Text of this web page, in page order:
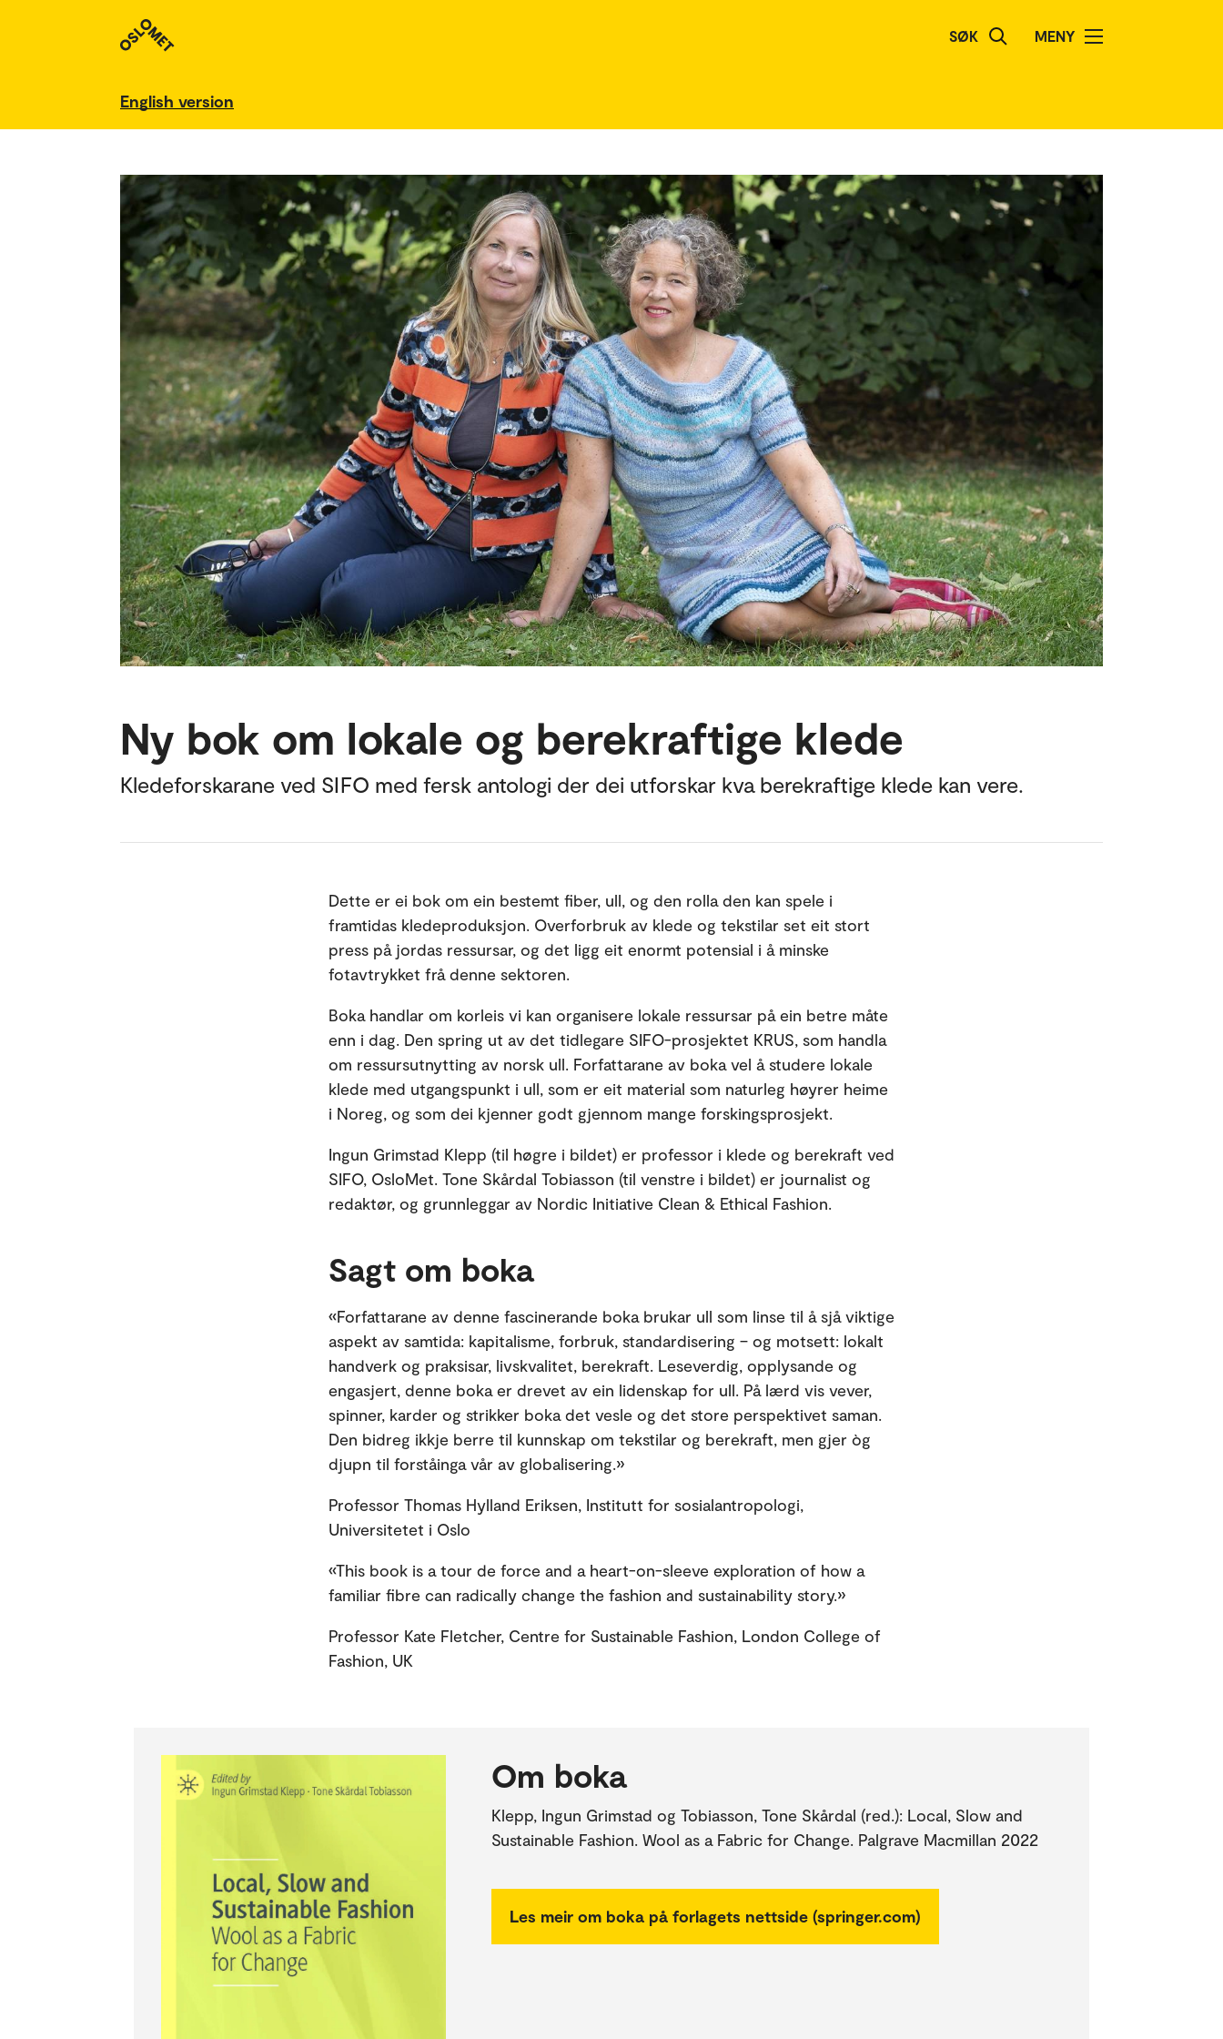
SØK MENY
English version
Ny bok om lokale og berekraftige klede
Kledeforskarane ved SIFO med fersk antologi der dei utforskar kva berekraftige klede kan vere.
Dette er ei bok om ein bestemt fiber, ull, og den rolla den kan spele i
framtidas kledeproduksjon. Overforbruk av klede og tekstilar set eit stort
press på jordas ressursar, og det ligg eit enormt potensial i å minske
fotavtrykket frå denne sektoren.
Boka handlar om korleis vi kan organisere lokale ressursar på ein betre måte
enn i dag. Den spring ut av det tidlegare SIFO-prosjektet KRUS, som handla
om ressursutnytting av norsk ull. Forfattarane av boka vel å studere lokale
klede med utgangspunkt i ull, som er eit material som naturleg høyrer heime
i Noreg, og som dei kjenner godt gjennom mange forskingsprosjekt.
Ingun Grimstad Klepp (til høgre i bildet) er professor i klede og berekraft ved
SIFO, OsloMet. Tone Skårdal Tobiasson (til venstre i bildet) er journalist og
redaktør, og grunnleggar av Nordic Initiative Clean & Ethical Fashion.
Sagt om boka
«Forfattarane av denne fascinerande boka brukar ull som linse til å sjå viktige
aspekt av samtida: kapitalisme, forbruk, standardisering – og motsett: lokalt
handverk og praksisar, livskvalitet, berekraft. Leseverdig, opplysande og
engasjert, denne boka er drevet av ein lidenskap for ull. På lærd vis vever,
spinner, karder og strikker boka det vesle og det store perspektivet saman.
Den bidreg ikkje berre til kunnskap om tekstilar og berekraft, men gjer òg
djupn til forståinga vår av globalisering.»
Professor Thomas Hylland Eriksen, Institutt for sosialantropologi,
Universitetet i Oslo
«This book is a tour de force and a heart-on-sleeve exploration of how a
familiar fibre can radically change the fashion and sustainability story.»
Professor Kate Fletcher, Centre for Sustainable Fashion, London College of
Fashion, UK
Om boka
Klepp, Ingun Grimstad og Tobiasson, Tone Skårdal (red.): Local, Slow and
Sustainable Fashion. Wool as a Fabric for Change. Palgrave Macmillan 2022
Les meir om boka på forlagets nettside (springer.com)